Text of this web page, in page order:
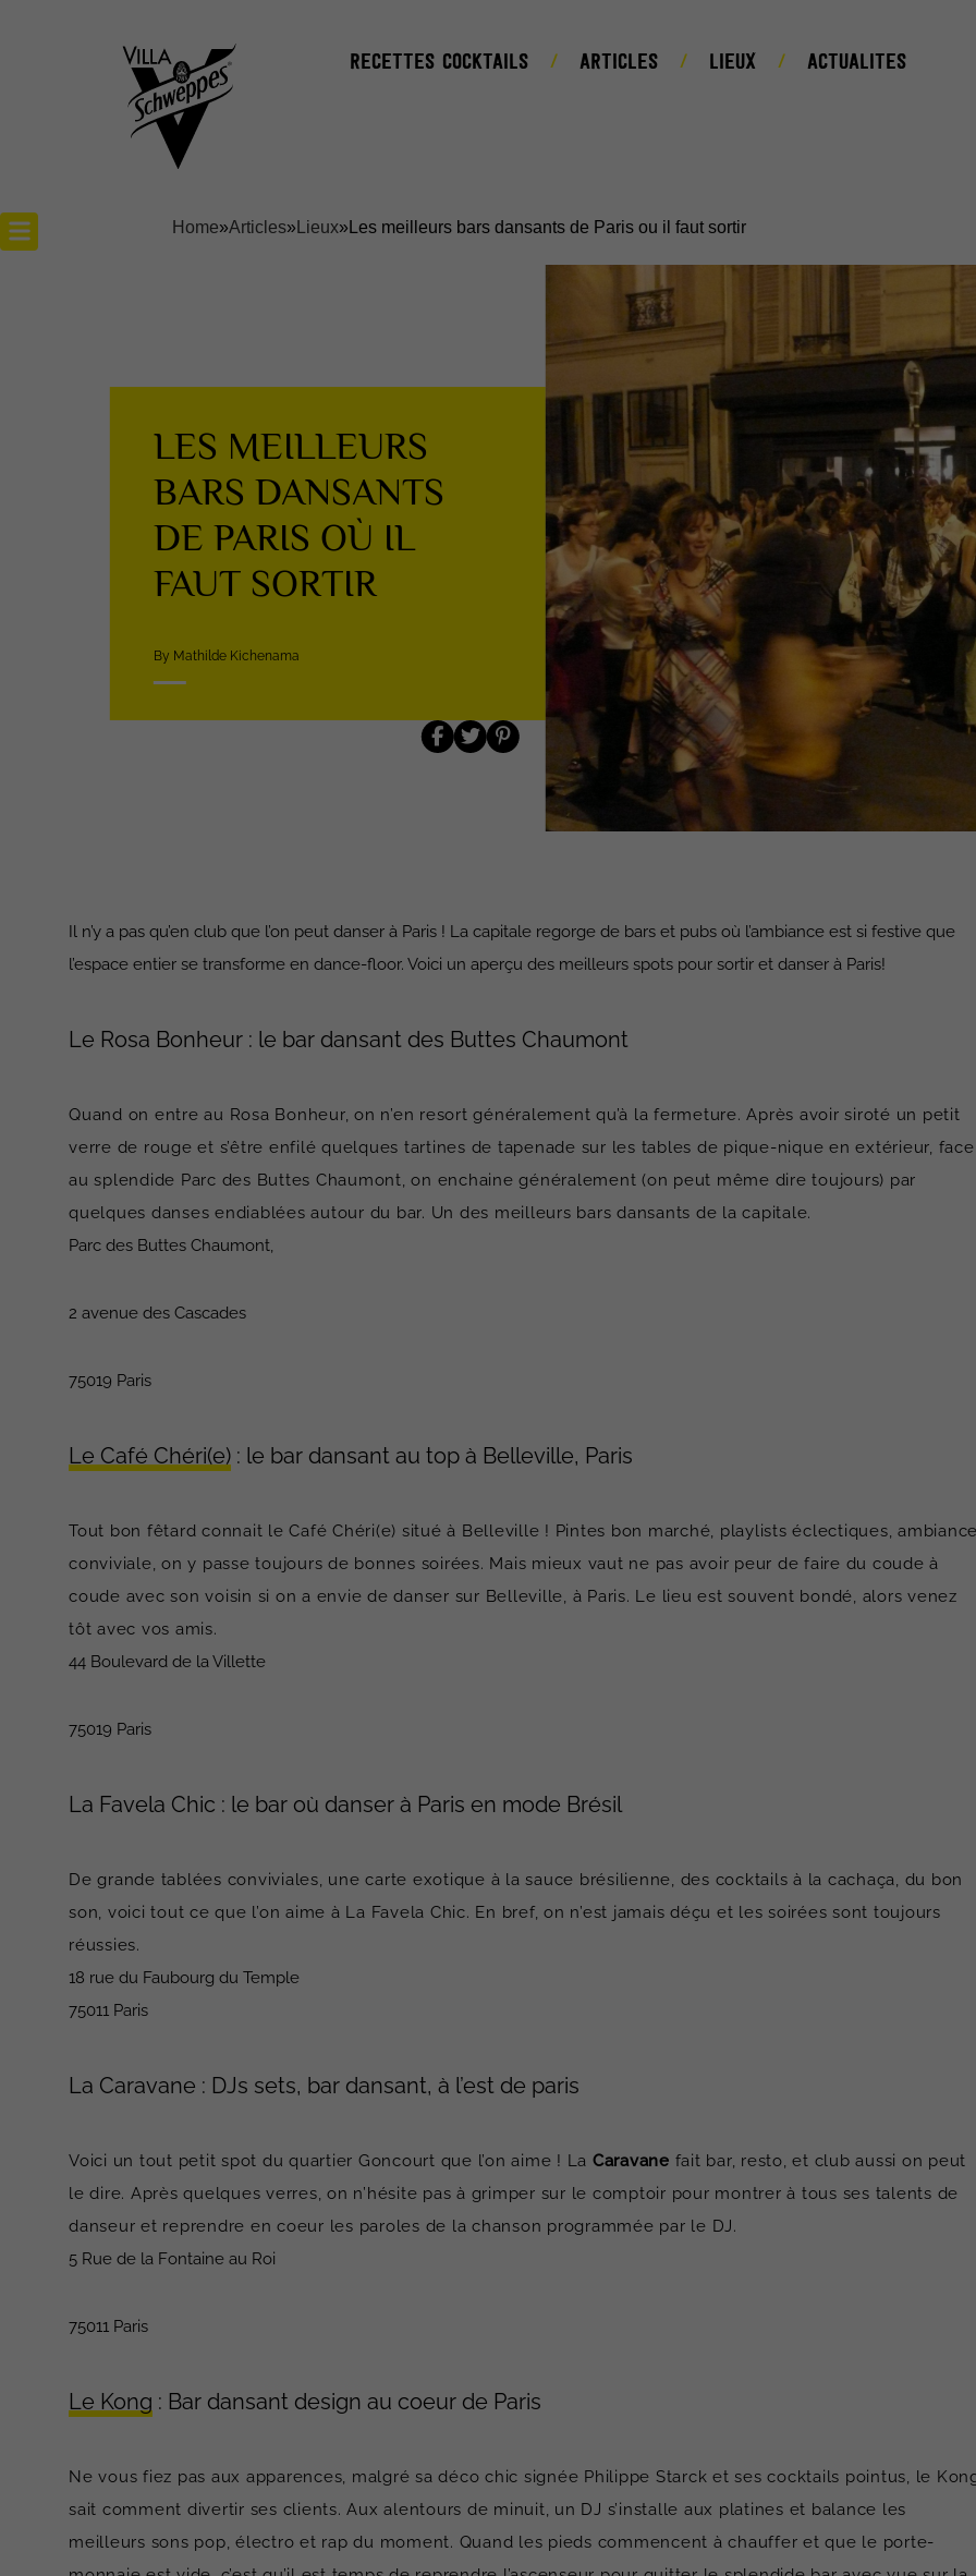
RECETTES COCKTAILS ARTICLES LIEUX ACTUALITES
Actualités
Home»Articles» Lieux» Les meilleurs bars dansants de Paris ou il faut sortir
LES MEILLEURS
BARS DANSANTS
DE PARIS OÙ IL
FAUT SORTIR
By Mathilde Kichenama
Il n’y a pas qu’en club que l’on peut danser à Paris ! La capitale regorge de bars et pubs où l’ambiance est si festive que
l’espace entier se transforme en dance-floor. Voici un aperçu des meilleurs spots pour sortir et danser à Paris!
Le Rosa Bonheur : le bar dansant des Buttes Chaumont
Quand on entre au Rosa Bonheur, on n’en resort généralement qu’à la fermeture. Après avoir siroté un petit
verre de rouge et s’être enfilé quelques tartines de tapenade sur les tables de pique-nique en extérieur, face
au splendide Parc des Buttes Chaumont, on enchaine généralement (on peut même dire toujours) par
quelques danses endiablées autour du bar. Un des meilleurs bars dansants de la capitale.
Parc des Buttes Chaumont,
2 avenue des Cascades
75019 Paris
Le Café Chéri(e) : le bar dansant au top à Belleville, Paris
Tout bon fêtard connait le Café Chéri(e) situé à Belleville ! Pintes bon marché, playlists éclectiques,
conviviale, on y passe toujours de bonnes soirées. Mais mieux vaut ne pas avoir peur de faire du coude à
coude avec son voisin si on a envie de danser sur Belleville, à Paris. Le lieu est souvent bondé, alors venez
tôt avec vos amis.
44 Boulevard de la Villette
75019 Paris
La Favela Chic : le bar où danser à Paris en mode Brésil
De grande tablées conviviales, une carte exotique à la sauce brésilienne, des cocktails à la cachaça, du bon
son, voici tout ce que l’on aime à La Favela Chic. En bref, on n’est jamais déçu et les soirées sont toujours
réussies.
18 rue du Faubourg du Temple
75011 Paris
La Caravane : DJs sets, bar dansant, à l’est de paris
Voici un tout petit spot du quartier Goncourt que l’on aime ! La Caravane fait bar, resto, et club aussi on peut
le dire. Après quelques verres, on n’hésite pas à grimper sur le comptoir pour montrer à tous ses talents de
danseur et reprendre en coeur les paroles de la chanson programmée par le DJ.
5 Rue de la Fontaine au Roi
75011 Paris
Le Kong : Bar dansant design au coeur de Paris
Ne vous fiez pas aux apparences, malgré sa déco chic signée Philippe Starck et ses cocktails pointus, le
sait comment divertir ses clients. Aux alentours de minuit, un DJ s’installe aux platines et balance les
meilleurs sons pop, électro et rap du moment. Quand les pieds commencent à chauffer et que le porte-